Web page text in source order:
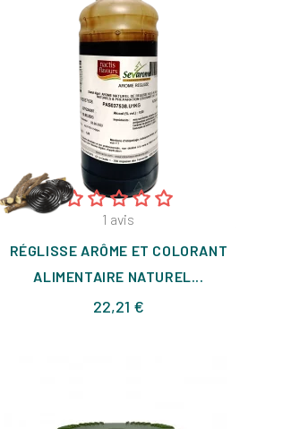
1 avis
RÉGLISSE ARÔME ET COLORANT
ALIMENTAIRE NATUREL...
22,21 €Prix